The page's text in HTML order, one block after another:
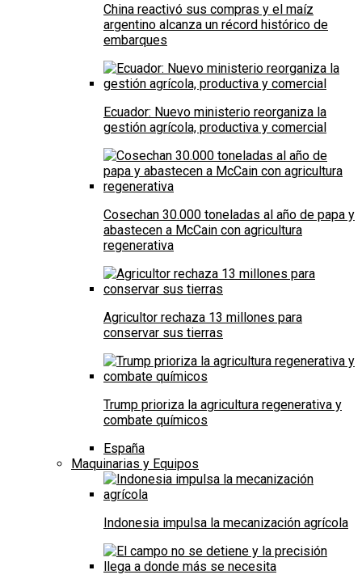
China reactivó sus compras y el maíz
argentino alcanza un récord histórico de
embarques
Ecuador: Nuevo ministerio reorganiza la
gestión agrícola, productiva y comercial
Cosechan 30.000 toneladas al año de papa y
abastecen a McCain con agricultura
regenerativa
Agricultor rechaza 13 millones para
conservar sus tierras
Trump prioriza la agricultura regenerativa y
combate químicos
España
Maquinarias y Equipos
Indonesia impulsa la mecanización agrícola